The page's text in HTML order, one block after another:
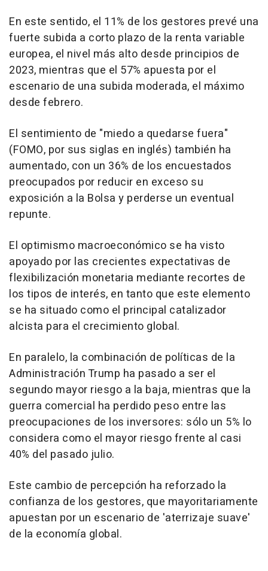
En este sentido, el 11% de los gestores prevé una
fuerte subida a corto plazo de la renta variable
europea, el nivel más alto desde principios de
2023, mientras que el 57% apuesta por el
escenario de una subida moderada, el máximo
desde febrero.
El sentimiento de "miedo a quedarse fuera"
(FOMO, por sus siglas en inglés) también ha
aumentado, con un 36% de los encuestados
preocupados por reducir en exceso su
exposición a la Bolsa y perderse un eventual
repunte.
El optimismo macroeconómico se ha visto
apoyado por las crecientes expectativas de
flexibilización monetaria mediante recortes de
los tipos de interés, en tanto que este elemento
se ha situado como el principal catalizador
alcista para el crecimiento global.
En paralelo, la combinación de políticas de la
Administración Trump ha pasado a ser el
segundo mayor riesgo a la baja, mientras que la
guerra comercial ha perdido peso entre las
preocupaciones de los inversores: sólo un 5% lo
considera como el mayor riesgo frente al casi
40% del pasado julio.
Este cambio de percepción ha reforzado la
confianza de los gestores, que mayoritariamente
apuestan por un escenario de 'aterrizaje suave'
de la economía global.